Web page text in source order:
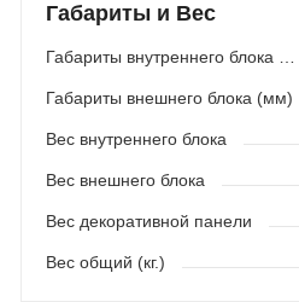
Габариты и Вес
Габариты внешнего блока (мм)
Вес внутреннего блока
Вес внешнего блока
Вес декоративной панели
Вес общий (кг.)